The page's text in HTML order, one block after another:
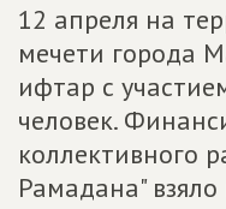
12 апреля на
мечети города
ифтар с
человек.
коллективного
Рамадана"